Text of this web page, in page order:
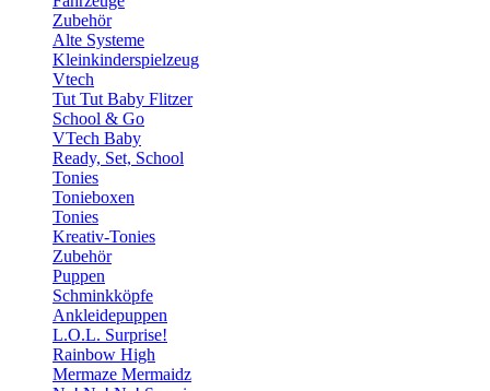
Zubehör
Alte Systeme
Kleinkinderspielzeug
Vtech
Tut Tut Baby Flitzer
School & Go
VTech Baby
Ready, Set, School
Tonies
Tonieboxen
Tonies
Kreativ-Tonies
Zubehör
Puppen
Schminkköpfe
Ankleidepuppen
L.O.L. Surprise!
Rainbow High
Mermaze Mermaidz